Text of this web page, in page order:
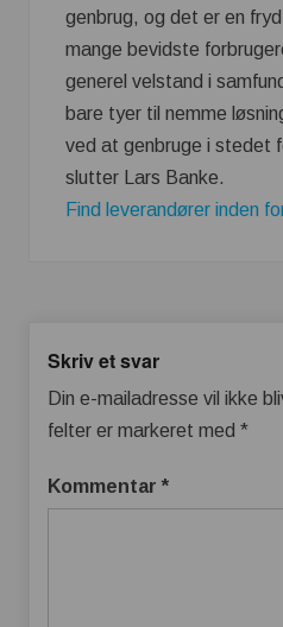
genbrug, og det er en
mange bevidste
generel velstand i
bare tyer til nemme
ved at genbruge i stedet
slutter Lars Banke.
Find leverandører inden
Skriv et svar
Din e-mailadresse vil ikke
felter er markeret med *
Kommentar *